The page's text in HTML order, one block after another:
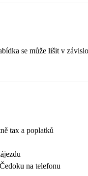
se může lišit v
tax a poplatků
na telefonu